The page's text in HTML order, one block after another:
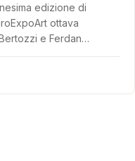
edizione di
ottava
e Ferdan…